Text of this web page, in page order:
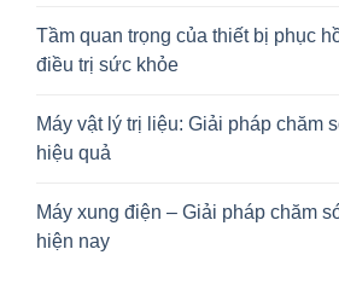
Tầm quan trọng của thiết bị phục
điều trị sức khỏe
Máy vật lý trị liệu: Giải pháp chăm
hiệu quả
Máy xung điện – Giải pháp chăm
hiện nay